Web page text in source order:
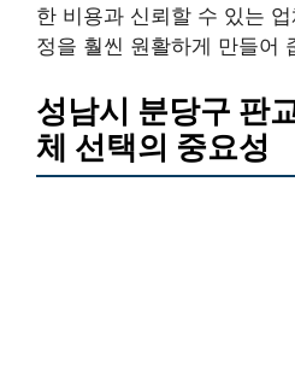
한 비용과 신뢰할 수 있는
정을 훨씬 원활하게 만들어
성남시 분당구 판
체 선택의 중요성